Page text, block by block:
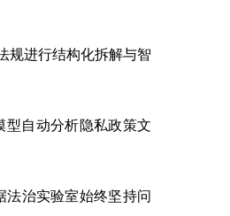
进行结构化拆解与智
自动分析隐私政策文
治实验室始终坚持问